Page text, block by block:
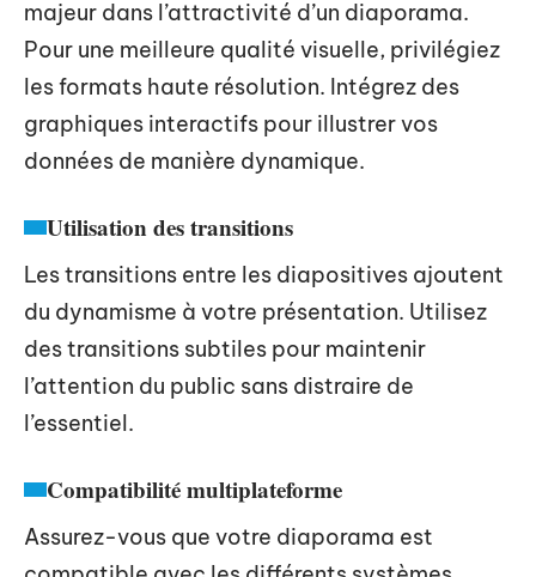
majeur dans l’attractivité d’un diaporama.
Pour une meilleure qualité visuelle, privilégiez
les formats haute résolution. Intégrez des
graphiques interactifs pour illustrer vos
données de manière dynamique.
Utilisation des transitions
Les transitions entre les diapositives ajoutent
du dynamisme à votre présentation. Utilisez
des transitions subtiles pour maintenir
l’attention du public sans distraire de
l’essentiel.
Compatibilité multiplateforme
Assurez-vous que votre diaporama est